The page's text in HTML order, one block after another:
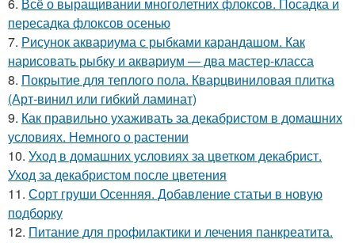
пересадка флоксов осенью
7. Рисунок аквариума с рыбками карандашом. Как
нарисовать рыбку и аквариум — два мастер-класса
8. Покрытие для теплого пола. Кварцвиниловая плитка
(Арт-винил или гибкий ламинат)
9. Как правильно ухаживать за декабристом в домашних
условиях. Немного о растении
10. Уход в домашних условиях за цветком декабрист.
Уход за декабристом после цветения
11. Сорт груши Осенняя. Добавление статьи в новую
подборку
12. Питание для профилактики и лечения панкреатита.